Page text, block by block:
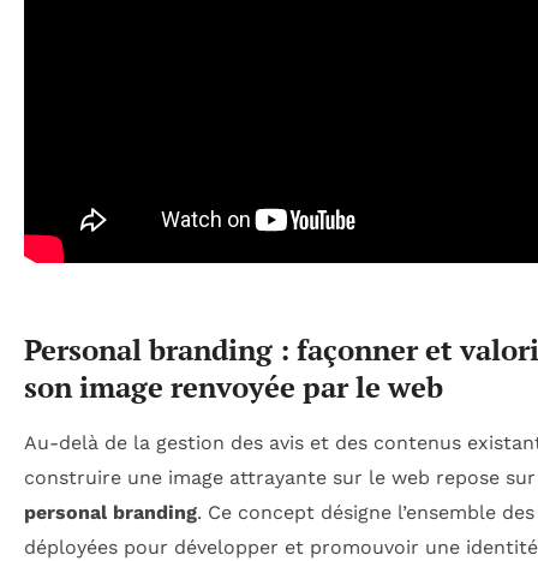
Personal branding : façonner et
son image renvoyée par le web
Au-delà de la gestion des avis et des contenus
construire une image attrayante sur le web repose
personal branding. Ce concept désigne l’ensemble
déployées pour développer et promouvoir une identité